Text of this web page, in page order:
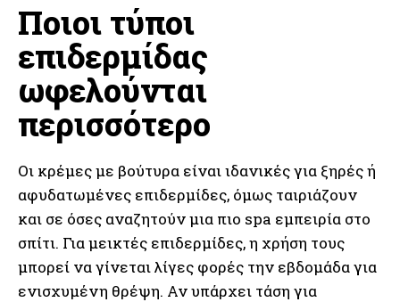
Ποιοι τύποι
επιδερμίδας
ωφελούνται
περισσότερο
Οι κρέμες με βούτυρα είναι ιδανικές για ξηρές ή
αφυδατωμένες επιδερμίδες, όμως ταιριάζουν
και σε όσες αναζητούν μια πιο spa εμπειρία στο
σπίτι. Για μεικτές επιδερμίδες, η χρήση τους
μπορεί να γίνεται λίγες φορές την εβδομάδα για
ενισχυμένη θρέψη. Αν υπάρχει τάση για